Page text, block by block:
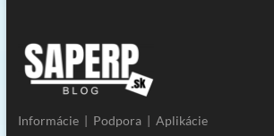
Informácie | Podpora | Aplikácie